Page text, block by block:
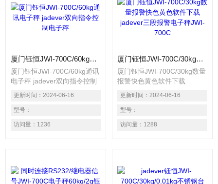
示功能，可设定上限、标准、
下限三段重量警示，并具有一
示功能，可设定上限、标准、
下限三段重量警示，并具有一
组记忆功
厦门钰恒JWI-700C/60kg通讯电子秤 jadever双向指令控制电子秤
厦门钰恒JWI-700C/60kg通讯
电子秤 jadever双向指令控制
电子秤 精度达1/15000，内部
可调1/30000。 适用1个荷重
元装置的电子秤。 具有单点
校正及三点校正之功能，确保
精准度。 自动平均单重功
准、 下限三段重量警示，并
具有一组记忆功
更新时间： 2024-06-16
型号：
访问量： 1236
厦门钰恒JWI-700C/30kg数量报警快色黄色软件下载 jadever三段报警电子秤JWI-700C
厦门钰恒JWI-700C/30kg数量
报警快色黄色软件下载
jadever三段报警电子秤JWI-
700C 精度达1/15000，内部
可调1/30000。 适用1个荷重
元装置的电子秤。 具有单点
校正及三点校正之功能，确保
量警示功能，可设定上限、标
准、 下限三段重量警示，并
更新时间： 2024-06-16
型号：
访问量： 1288